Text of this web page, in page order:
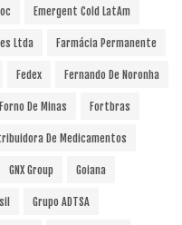
Emergent Cold LatAm
Ltda Farmácia Permanente
Fedex Fernando De Noronha
Forno De Minas Fortbras
De Medicamentos
GNX Group Goiana
Grupo ADTSA